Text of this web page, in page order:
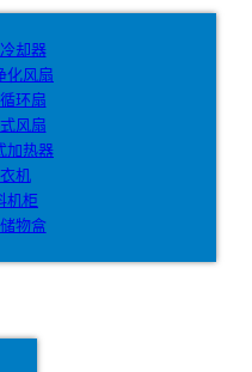
却器
化风扇
环扇
风扇
加热器
机
机柜
物盒